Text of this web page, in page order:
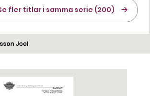
fler titlar i samma serie (200)
Joel